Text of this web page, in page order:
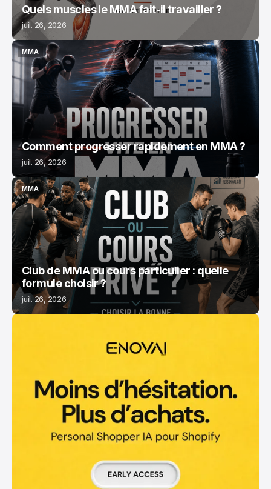
Quels muscles le MMA fait-il travailler ?
juil. 26, 2026
MMA
MMA
Comment progresser rapidement en MMA ?
juil. 26, 2026
MMA
MMA
Club de MMA ou cours particulier : quelle
formule choisir ?
juil. 26, 2026